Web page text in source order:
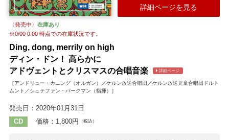
パヌフニク マクドウォール メアロウ
詳細ページを見る
〈発売中〉 在庫あり
※0/00 0:00時点での在庫状況です。
Ding, dong, merrily on high
ディン・ドン！ 高らかに
アドヴェントとクリスマスの合唱音楽
詳細ページ
［アンドリュー・カニング（オルガン）／ケルン放送合唱団／ケルン放送児童合唱団ドルト
ムント／シュテファン・パークマン（指揮）］
発売日：2020年01月31日
CD
価格：1,800円 （税込）